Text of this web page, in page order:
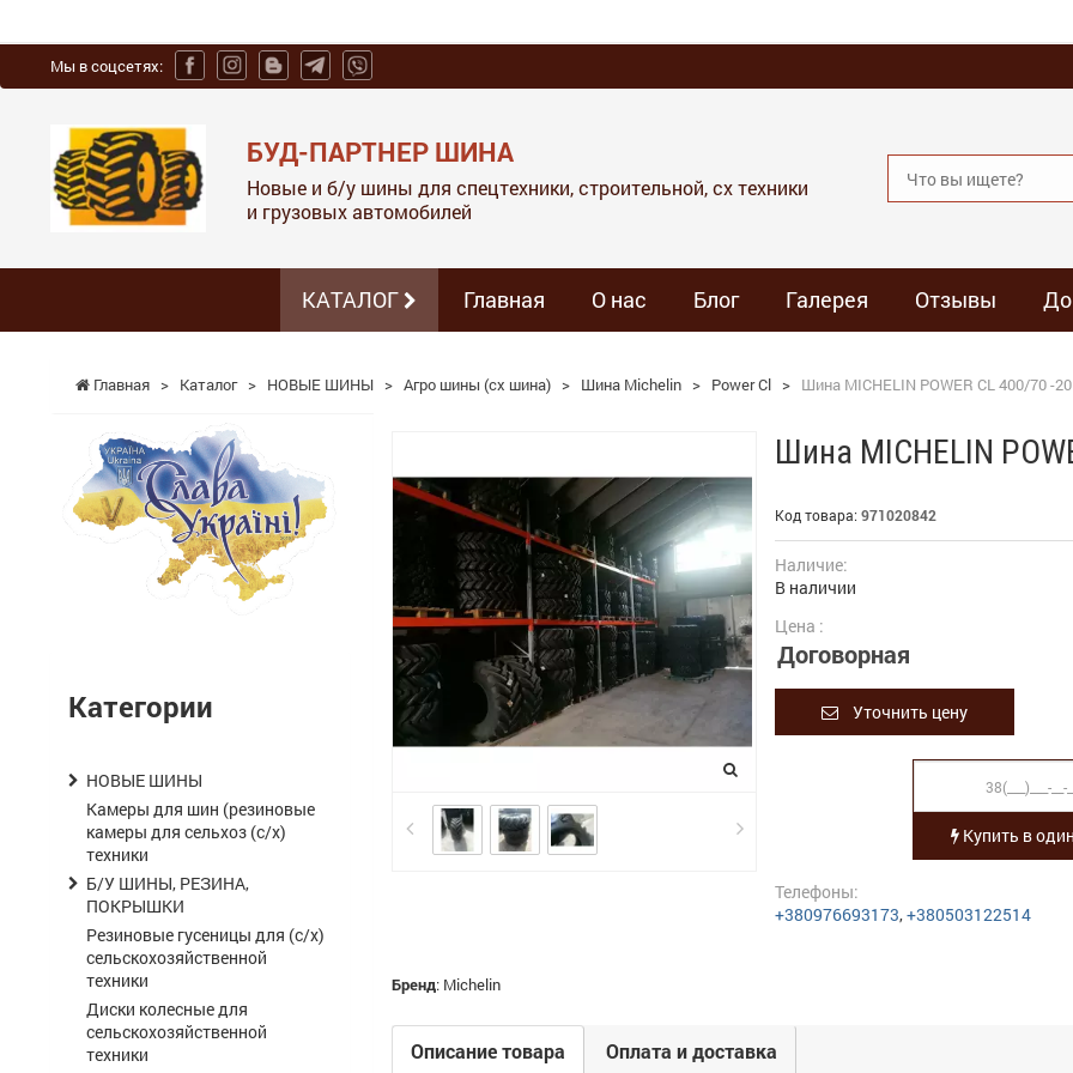
Мы в соцсетях:
БУД-ПАРТНЕР ШИНА
Новые и б/у шины для спецтехники, строительной, сх техники
и грузовых автомобилей
КАТАЛОГ Главная О нас Блог Галерея Отзывы
Главная > Каталог > НОВЫЕ ШИНЫ > Агро шины (сх шина) > Шина Michelin > Power Cl > Шина MICHELIN POWER CL 400/70 -
Шина MICHELIN
Код товара: 971020842
Наличие:
В наличии
Цена :
Договорная
Уточнить цену
Купить в
Телефоны:
+380976693173,+380503122514
Бренд: Michelin
Описание товара Оплата и доставка
Категории
НОВЫЕ ШИНЫ
Камеры для шин (резиновые
камеры для сельхоз (с/х)
техники
Б/У ШИНЫ, РЕЗИНА,
ПОКРЫШКИ
Резиновые гусеницы для (с/х)
сельскохозяйственной
техники
Диски колесные для
сельскохозяйственной
техники